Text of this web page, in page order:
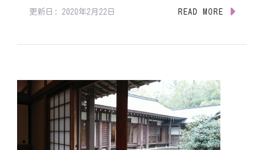
更新日: 2020年2月22日 READ MORE